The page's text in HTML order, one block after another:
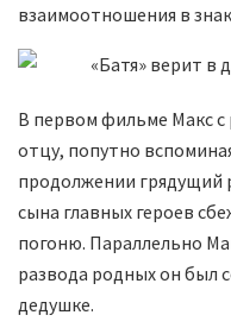
взаимоотношения в
В первом фильме Макс с
отцу, попутно
продолжении грядущий
сына главных героев
погоню. Параллельно
развода родных он был
дедушке.